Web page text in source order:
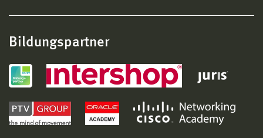
Bildungspartner